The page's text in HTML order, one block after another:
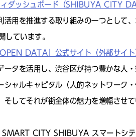
ダッシュボード（SHIBUYA CITY
活用を推進する取り組みの一つとし
しています。
DATA」公式サイト（外部サイト
ータを活⽤し、渋⾕区が持つ豊かな⼈
シャルキャピタル（⼈的ネットワーク
そしてそれが街全体の魅⼒を増幅させ
CITY SHIBUYA スマートシテ